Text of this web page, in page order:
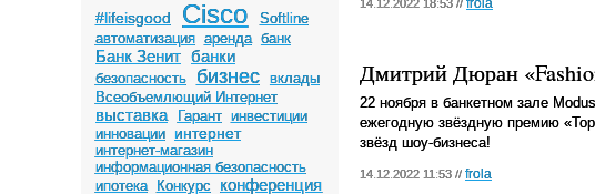
#lifeisgood Cisco
Softline
автоматизация аренда банк
Банк Зенит банки
безопасность бизнес
вклады
Всеобъемлющий Интернет
выставка Гарант инвестиции
инновации
интернет
интернет-магазин
информационная безопасность
ипотека
Конкурс конференция
14.12.2022 18:53 // frola
Дмитрий Дюран
22 ноября в банкетном зале
ежегодную звёздную премию
звёзд шоу-бизнеса!
14.12.2022 11:53 // frola